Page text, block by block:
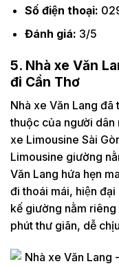
Số điện thoại:
Đánh giá: 3/5
5. Nhà xe Văn
đi Cần Thơ
Nhà xe Văn Lang
thuộc của người dân
xe Limousine Sài
Limousine giường
Văn Lang hứa hẹn
đi thoái mái, hiện
kế giường nằm
phút thư giãn, dễ